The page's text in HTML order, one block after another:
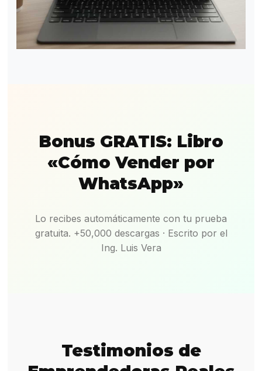
Bonus GRATIS: Libro
«Cómo Vender por
WhatsApp»
Lo recibes automáticamente con tu prueba
gratuita. +50,000 descargas · Escrito por el
Ing. Luis Vera
Testimonios de